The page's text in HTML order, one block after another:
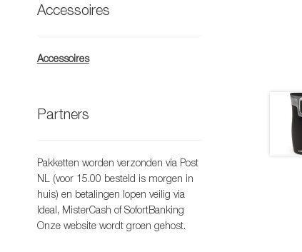
Accessoires
Accessoires
Partners
Pakketten worden verzonden via Post
NL (voor 15.00 besteld is morgen in
huis) en betalingen lopen veilig via
Ideal, MisterCash of SofortBanking
Onze website wordt groen gehost.